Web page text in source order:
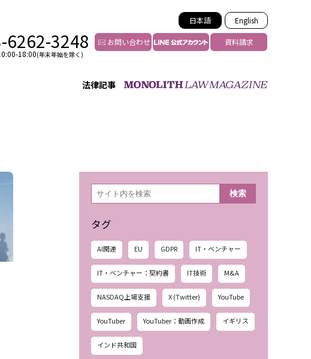
日本語 English
6262-3248
18:00(年末年始を除く)
お問い合わせ 資料請求
法律記事
中傷加害者の弁護
リスティング汚染の削除対策
YouTube等SNSのM&A
検
索 検索
タグ
AI関連 EU GDPR IT・ベンチャー
IT・ベンチャー：契約書 IT技術 M&A
NASDAQ上場支援 X (Twitter) YouTube
YouTuber YouTuber：動画作成 イギリス
インド共和国